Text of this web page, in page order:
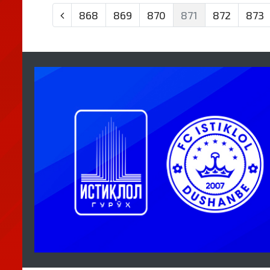
868 869 870 871 872 873